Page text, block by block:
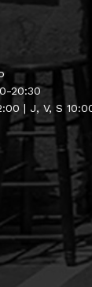
20:30
| J, V, S